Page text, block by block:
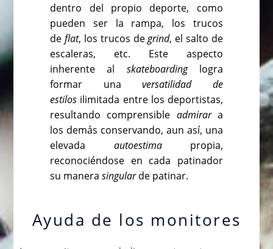
dentro del propio deporte, como
pueden ser la rampa, los trucos
deflat, los trucos degrind, el salto de
escaleras, etc. Este aspecto
inherente al skateboarding logra
formar unaversatilidad de
estilos ilimitada entre los deportistas,
resultando comprensible admirar a
los demás conservando, aun así, una
elevada autoestima propia,
reconociéndose en cada patinador
su manerasingularde patinar.
Ayuda de los monitores